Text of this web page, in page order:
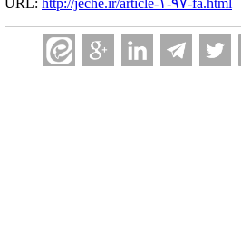
URL: http://jeche.ir/article-۱-۹۷-fa.html